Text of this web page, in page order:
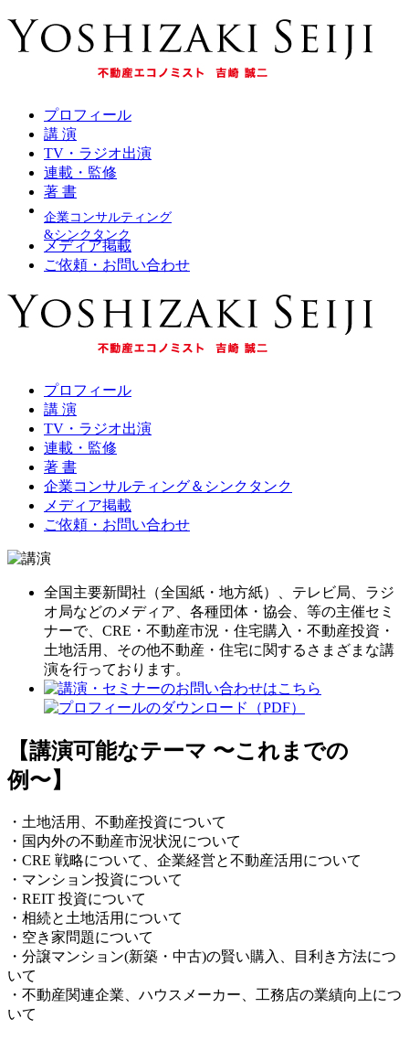
プロフィール
講 演
TV・ラジオ出演
連載・監修
著 書
企業コンサルティング
&シンクタンク
メディア掲載
ご依頼・お問い合わせ
プロフィール
講 演
TV・ラジオ出演
連載・監修
著 書
企業コンサルティング＆シンクタンク
メディア掲載
ご依頼・お問い合わせ
全国主要新聞社（全国紙・地方紙）、テレビ局、ラジ
オ局などのメディア、各種団体・協会、等の主催セミ
ナーで、CRE・不動産市況・住宅購入・不動産投資・
土地活用、その他不動産・住宅に関するさまざまな講
演を行っております。
【講演可能なテーマ 〜これまでの
例〜】
・土地活用、不動産投資について
・国内外の不動産市況状況について
・CRE 戦略について、企業経営と不動産活用について
・マンション投資について
・REIT 投資について
・相続と土地活用について
・空き家問題について
・分譲マンション(新築・中古)の賢い購入、目利き方法につ
いて
・不動産関連企業、ハウスメーカー、工務店の業績向上につ
いて